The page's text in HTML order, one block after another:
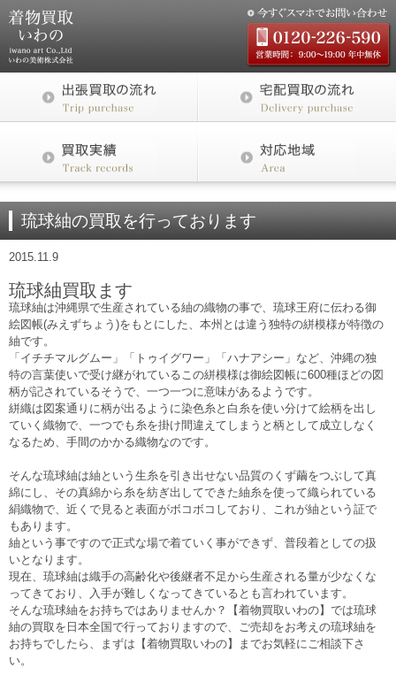
琉球紬の買取を行っております
2015.11.9
琉球紬買取ます
琉球紬は沖縄県で生産されている紬の織物の事で、琉球王府に伝わる御
絵図帳(みえずちょう)をもとにした、本州とは違う独特の絣模様が特徴の
紬です。
「イチチマルグムー」「トゥイグワー」「ハナアシー」など、沖縄の独
特の言葉使いで受け継がれているこの絣模様は御絵図帳に600種ほどの図
柄が記されているそうで、一つ一つに意味があるようです。
絣織は図案通りに柄が出るように染色糸と白糸を使い分けて絵柄を出し
ていく織物で、一つでも糸を掛け間違えてしまうと柄として成立しなく
なるため、手間のかかる織物なのです。
そんな琉球紬は紬という生糸を引き出せない品質のくず繭をつぶして真
綿にし、その真綿から糸を紡ぎ出してできた紬糸を使って織られている
絹織物で、近くで見ると表面がボコボコしており、これが紬という証で
もあります。
紬という事ですので正式な場で着ていく事ができず、普段着としての扱
いとなります。
現在、琉球紬は織手の高齢化や後継者不足から生産される量が少なくな
ってきており、入手が難しくなってきているとも言われています。
そんな琉球紬をお持ちではありませんか？【着物買取いわの】では琉球
紬の買取を日本全国で行っておりますので、ご売却をお考えの琉球紬を
お持ちでしたら、まずは【着物買取いわの】までお気軽にご相談下さ
い。